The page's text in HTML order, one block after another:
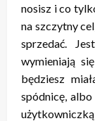
nosisz i co
na szczytny
sprzedać.
wymieniają
będziesz
spódnicę,